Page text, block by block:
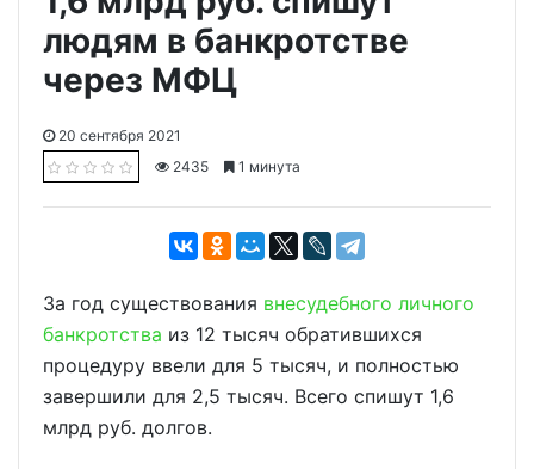
людям в банкротстве
через МФЦ
20 сентября 2021
2435
1 минута
За год существования внесудебного личного
банкротства из 12 тысяч обратившихся
процедуру ввели для 5 тысяч, и полностью
завершили для 2,5 тысяч. Всего спишут 1,6
млрд руб. долгов.